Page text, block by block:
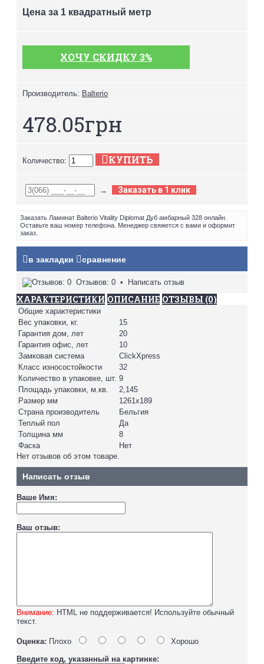
Цена за 1 квадратный метр
ХОЧУ СКИДКУ 3%
Производитель: Balterio
478.05грн
Количество: КУПИТЬ
→ Заказать в 1 клик
Заказать Ламинат Balterio Vitality Diplomat Дуб амбарный 328 онлайн.
Оставьте ваш номер телефона. Менеджер свяжется с вами и оформит
заказ.
в закладки сравнение
Отзывов: 0 • Написать отзыв
ХАРАКТЕРИСТИКИ ОПИСАНИЕ ОТЗЫВЫ (0)
Общие характеристики
Вес упаковки, кг.
15
Гарантия дом, лет
20
Гарантия офис, лет
10
Замковая система
ClickXpress
Класс износостойкости
32
Количество в упаковке, шт. 9
Площадь упаковки, м.кв.
2,145
Размер мм
1261х189
Страна производитель
Бельгия
Теплый пол
Да
Толщина мм
8
Фаска
Нет
Нет отзывов об этом товаре.
Написать отзыв
Ваше Имя:
Ваш отзыв:
Внимание: HTML не поддерживается! Используйте обычный
текст.
Оценка: Плохо
Хорошо
Введите код, указанный на картинке: